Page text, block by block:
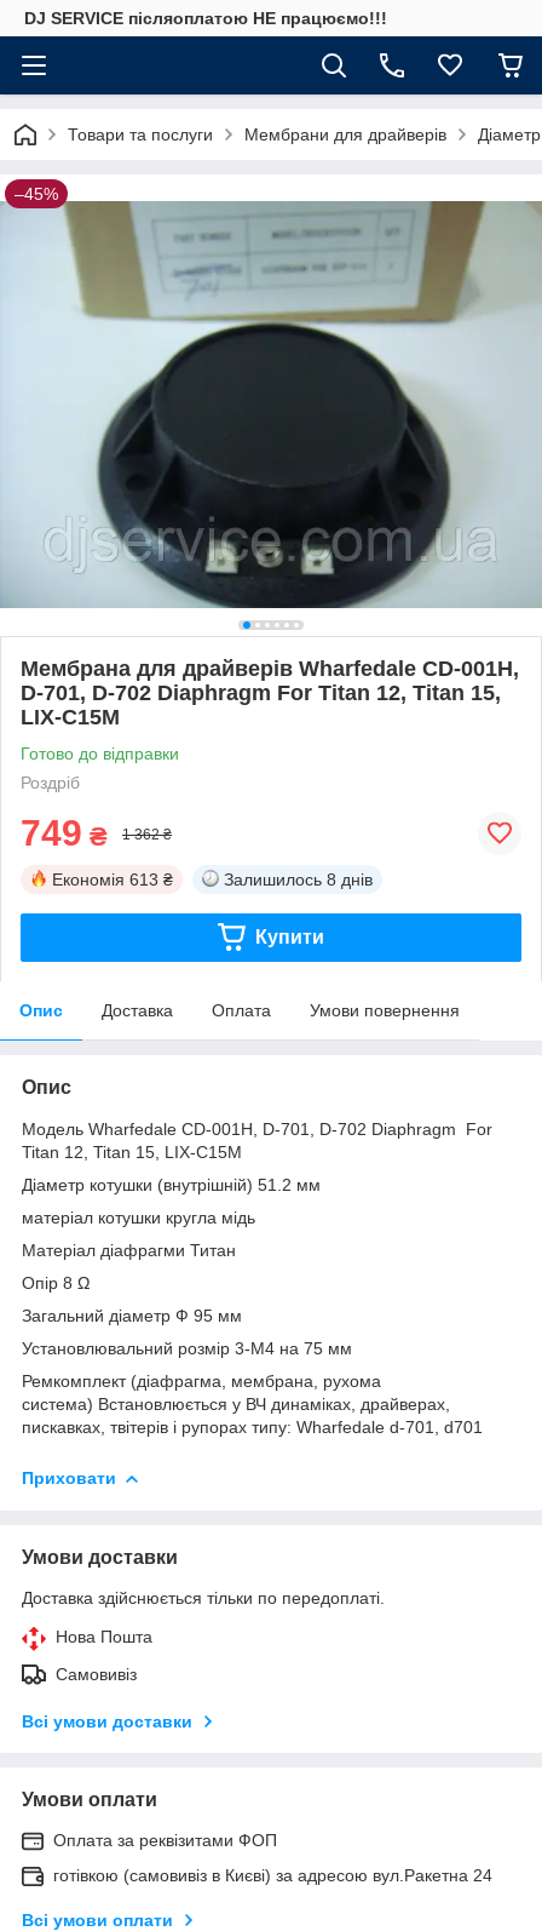
DJ SERVICE пiсляоплатою НЕ працюємо!!!
Товари та послуги Мембрани для драйверів
–45%
Мембрана для драйверів Wharfedale CD-001H,
D-701, D-702 Diaphragm For Titan 12, Titan 15,
LIX-C15M
Готово до відправки
Роздріб
749 ₴ 1 362 ₴
Економія 613 ₴ Залишилось 8 днів
Купити
Опис Доставка Оплата Умови повернення
Опис
Модель Wharfedale CD-001H, D-701, D-702 Diaphragm For
Titan 12, Titan 15, LIX-C15M
Діаметр котушки (внутрішній) 51.2 мм
матеріал котушки кругла мідь
Матеріал діафрагми Титан
Опір 8 Ω
Загальний діаметр Ф 95 мм
Установлювальний розмір 3-M4 на 75 мм
Ремкомплект (діафрагма, мембрана, рухома
система) Встановлюється у ВЧ динаміках, драйверах,
пискавках, твітерів і рупорах типу: Wharfedale d-701, d701
Приховати
Умови доставки
Доставка здійснюється тільки по передоплаті.
Нова Пошта
Самовивіз
Всі умови доставки
Умови оплати
Оплата за реквізитами ФОП
готівкою (самовивіз в Києві) за адресою вул.Ракетна 24
Всі умови оплати